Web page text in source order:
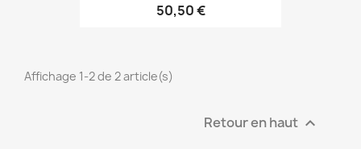
50,50 €
Affichage 1-2 de 2 article(s)
Retour en haut 